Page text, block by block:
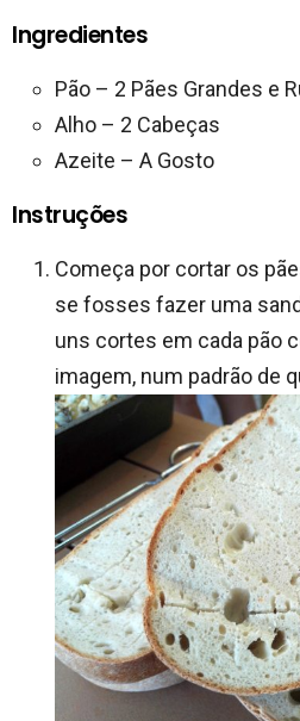
Ingredientes
Pão – 2 Pães Grandes e
Alho – 2 Cabeças
Azeite – A Gosto
Instruções
Começa por cortar os
se fosses fazer uma
uns cortes em cada pão
imagem, num padrão de